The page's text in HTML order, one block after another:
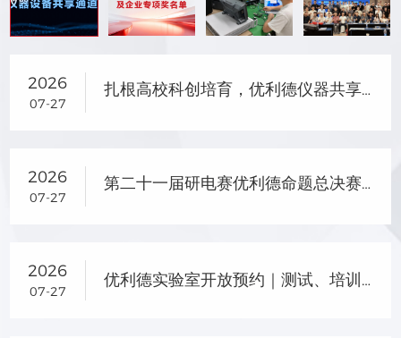
2026
07-27
扎根高校科创培育，优利德仪器共享助力研电赛成果转化
2026
07-27
第二十一届研电赛优利德命题总决赛晋级名单及企业专项奖名单公示
2026
07-27
优利德实验室开放预约｜测试、培训、选型一站式服务